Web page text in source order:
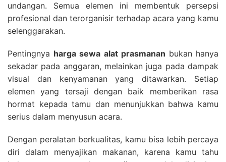
undangan. Semua elemen ini membentuk persepsi
profesional dan terorganisir terhadap acara yang kamu
selenggarakan.
Pentingnya harga sewa alat prasmanan bukan hanya
sekadar pada anggaran, melainkan juga pada dampak
visual dan kenyamanan yang ditawarkan. Setiap
elemen yang tersaji dengan baik memberikan rasa
hormat kepada tamu dan menunjukkan bahwa kamu
serius dalam menyusun acara.
Dengan peralatan berkualitas, kamu bisa lebih percaya
diri dalam menyajikan makanan, karena kamu tahu